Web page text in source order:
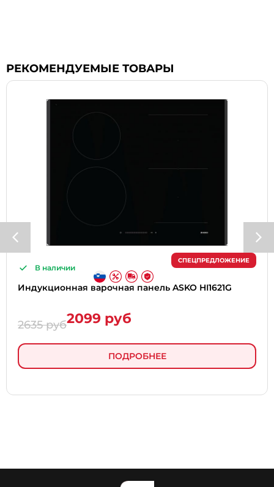
РЕКОМЕНДУЕМЫЕ ТОВАРЫ
В наличии
СПЕЦПРЕДЛОЖЕНИЕ
Индукционная варочная панель ASKO HI1621G
2635 руб2099 руб
ПОДРОБНЕЕ